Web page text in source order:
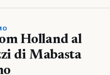
Holland al
di Mabasta